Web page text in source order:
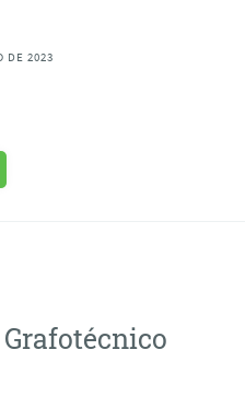
DE 2023